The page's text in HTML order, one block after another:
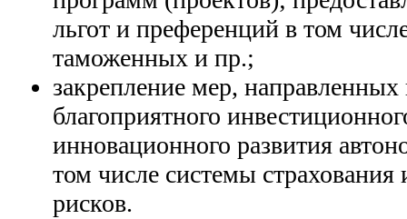
льгот и преференций в том
таможенных и пр.;
закрепление мер, направленных
благоприятного
инновационного развития
том числе системы
рисков.